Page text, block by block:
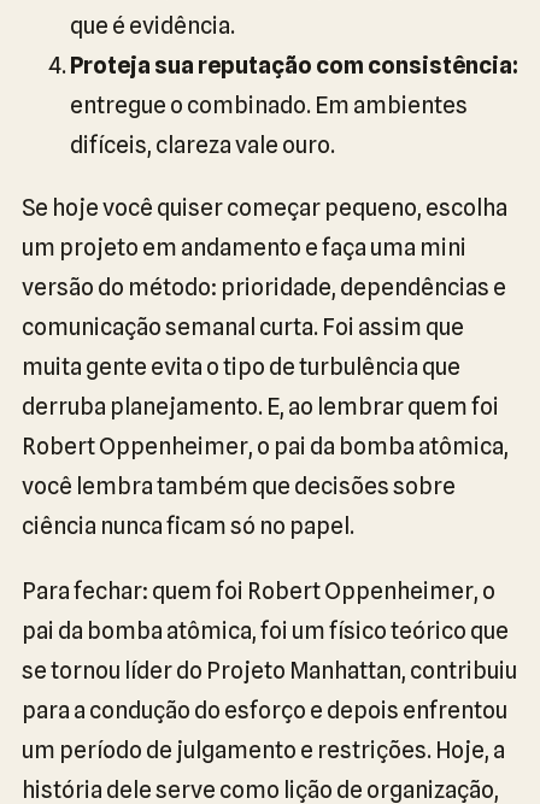
que é evidência.
Proteja sua reputação com consistência:
entregue o combinado. Em ambientes
difíceis, clareza vale ouro.
Se hoje você quiser começar pequeno, escolha
um projeto em andamento e faça uma mini
versão do método: prioridade, dependências e
comunicação semanal curta. Foi assim que
muita gente evita o tipo de turbulência que
derruba planejamento. E, ao lembrar quem foi
Robert Oppenheimer, o pai da bomba atômica,
você lembra também que decisões sobre
ciência nunca ficam só no papel.
Para fechar: quem foi Robert Oppenheimer, o
pai da bomba atômica, foi um físico teórico que
se tornou líder do Projeto Manhattan, contribuiu
para a condução do esforço e depois enfrentou
um período de julgamento e restrições. Hoje, a
história dele serve como lição de organização,